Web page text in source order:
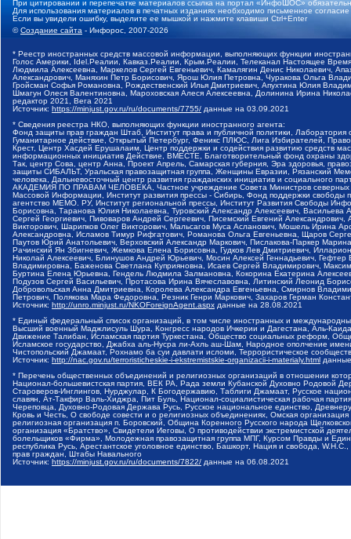
При цитировании и перепечатке материалов ссылка на портал «ИнфоШОС»
Для использования материалов в печатных изданиях необходимо письменное
Если вы увидели ошибку, выделите ее мышкой и нажмите клавиши Ctrl+Enter
©Создание сайта - Инфорос, 2007-2026
* Реестр иностранных средств массовой информации, выполняющих функции
Голос Америки, Idel.Реалии, Кавказ.Реалии, Крым.Реалии, Телеканал Настоящее
Людмила Алексеевна, Маркелов Сергей Евгеньевич, Камалягин Денис Николаевич,
Александрович, Маняхин Петр Борисович, Ярош Юлия Петровна, Чуракова Ольга
Гройсман Софья Романовна, Рождественский Илья Дмитриевич, Апухтина Юлия
Шмагун Олеся Валентиновна, Мароховская Алеся Алексеевна, Долинина Ирина
редактор 2021, Вега 2021
Источник: https://minjust.gov.ru/ru/documents/7755/ данные на 03.09.2021
* Сведения реестра НКО, выполняющих функции иностранного агента:
Фонд защиты прав граждан Штаб, Институт права и публичной политики,
Гуманитарное действие, Открытый Петербург, Феникс ПЛЮС, Лига Избирателей,
Крест, Центр Хасдей Ерушалаим, Центр поддержки и содействия развитию средств
информационных инициатив Действие, ВМЕСТЕ, Благотворительный фонд охраны
Так, центр Сова, центр Анна, Проект Апрель, Самарская губерния, Эра здоровья,
защиты СИБАЛЬТ, Уральская правозащитная группа, Женщины Евразии, Рязанский
человека, Дальневосточный центр развития гражданских инициатив и социального
АКАДЕМИЯ ПО ПРАВАМ ЧЕЛОВЕКА, Частное учреждение Совета Министров северных
Массовой Информации, Институт развития прессы - Сибирь, Фонд поддержки
агентство МЕМО. РУ, Институт региональной прессы, Институт Развития Свободы
Борисовна, Таранова Юлия Николаевна, Туровский Александр Алексеевич,
Сергей Георгиевич, Пивоваров Андрей Сергеевич, Писемский Евгений
Викторович, Шарипков Олег Викторович, Мальсагов Муса Асланович, Мошель Ирина
Александровна, Исламов Тимур Рифгатович, Романова Ольга Евгеньевна, Щаров
Паутов Юрий Анатольевич, Верховский Александр Маркович, Пислакова-Паркер
Рачинский Ян Збигневич, Жемкова Елена Борисовна, Гудков Лев Дмитриевич,
Николай Алексеевич, Блинушов Андрей Юрьевич, Мосин Алексей Геннадьевич,
Владимировна, Баженова Светлана Куприяновна, Исаев Сергей Владимирович,
Буртина Елена Юрьевна, Гендель Людмила Залмановна, Кокорина Екатерина
Подузов Сергей Васильевич, Протасова Ирина Вячеславовна, Литинский Леонид
Добровольская Анна Дмитриевна, Королева Александра Евгеньевна, Смирнов
Петрович, Полякова Мара Федоровна, Резник Генри Маркович, Захаров Герман
Источник: http://unro.minjust.ru/NKOForeignAgent.aspx данные на 28.08.2021
* Единый федеральный список организаций, в том числе иностранных и
Высший военный Маджлисуль Шура, Конгресс народов Ичкерии и Дагестана, Аль-
Движение Талибан, Исламская партия Туркестана, Общество социальных реформ,
Исламское государство, Джабха аль-Нусра ли-Ахль аш-Шам, Народное ополчение
Чистопольский Джамаат, Рохнамо ба суи давлати исломи, Террористическое
Источник: http://nac.gov.ru/terroristicheskie-i-ekstremistskie-organizacii-i-materialy.html
* Перечень общественных объединений и религиозных организаций в отношении
Национал-большевистская партия, ВЕК РА, Рада земли Кубанской Духовно Родовой
Староверов-Инглингов, Нурджулар, К Богодержавию, Таблиги Джамаат, Русское
славян, Ат-Такфир Валь-Хиджра, Пит Буль, Национал-социалистическая рабочая
Череповца, Духовно-Родовая Держава Русь, Русское национальное единство,
Кровь и Честь, О свободе совести и о религиозных объединениях, Омская
религиозная организация п. Боровский, Община Коренного Русского народа
организация «Братство», Свидетели Иеговы, О противодействии экстремистской
болельщиков «Фирма», Молодежная правозащитная группа МПГ, Курсом Правды и
республика Русь, Арестантское уголовное единство, Башкорт, Нация и свобода,
прав граждан, Штабы Навального
Источник: https://minjust.gov.ru/ru/documents/7822/ данные на 06.08.2021